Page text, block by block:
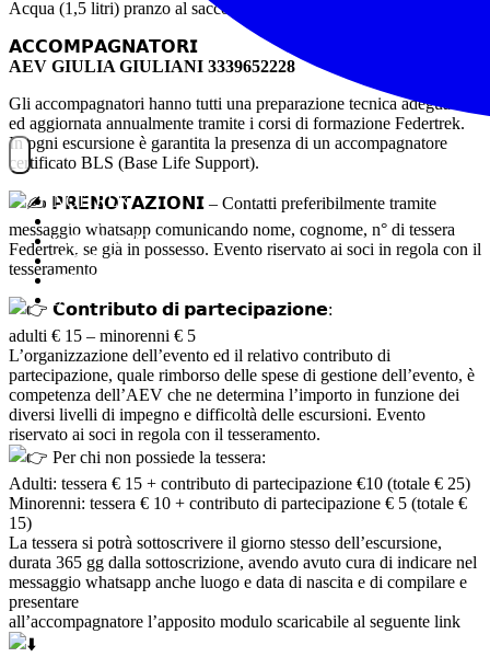
NOITREK
ESCURSIONI
GIORNALIERI
VIAGGI
TESSERAMENTO
STAFF
Acqua (1,5 litri) pranzo al sacco e snack
𝗔𝗖𝗖𝗢𝗠𝗣𝗔𝗚𝗡𝗔𝗧𝗢𝗥𝗜
AEV GIULIA GIULIANI 3339652228
Gli accompagnatori hanno tutti una preparazione tecnica adeguata
ed aggiornata annualmente tramite i corsi di formazione Federtrek.
In ogni escursione è garantita la presenza di un accompagnatore
certificato BLS (Base Life Support).
𝗣𝗥𝗘𝗡𝗢𝗧𝗔𝗭𝗜𝗢𝗡𝗜 – Contatti preferibilmente tramite
messaggio whatsapp comunicando nome, cognome, n° di tessera
Federtrek, se già in possesso. Evento riservato ai soci in regola con il
tesseramento
𝗖𝗼𝗻𝘁𝗿𝗶𝗯𝘂𝘁𝗼 𝗱𝗶 𝗽𝗮𝗿𝘁𝗲𝗰𝗶𝗽𝗮𝘇𝗶𝗼𝗻𝗲:
adulti € 15 – minorenni € 5
L’organizzazione dell’evento ed il relativo contributo di
partecipazione, quale rimborso delle spese di gestione dell’evento, è
competenza dell’AEV che ne determina l’importo in funzione dei
diversi livelli di impegno e difficoltà delle escursioni. Evento
riservato ai soci in regola con il tesseramento.
Per chi non possiede la tessera:
Adulti: tessera € 15 + contributo di partecipazione €10 (totale € 25)
Minorenni: tessera € 10 + contributo di partecipazione € 5 (totale €
15)
La tessera si potrà sottoscrivere il giorno stesso dell’escursione,
durata 365 gg dalla sottoscrizione, avendo avuto cura di indicare nel
messaggio whatsapp anche luogo e data di nascita e di compilare e
presentare
all’accompagnatore l’apposito modulo scaricabile al seguente link